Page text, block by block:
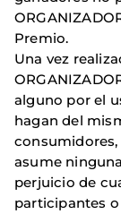
Premio.
Una vez
alguno por el
hagan del
consumidores,
asume
perjuicio de
participantes